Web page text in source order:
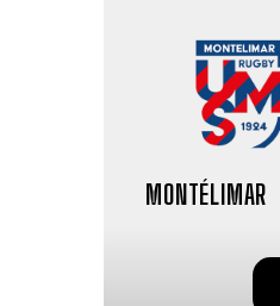
MONTÉLIMAR